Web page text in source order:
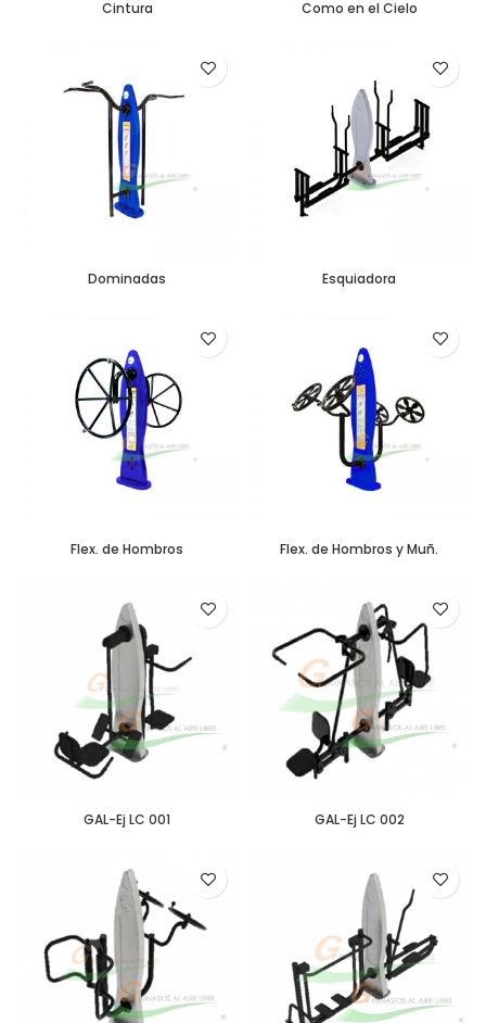
Cintura Como en el Cielo
Dominadas Esquiadora
Flex. de Hombros Flex. de Hombros y Muñ.
GAL-Ej LC 001 GAL-Ej LC 002